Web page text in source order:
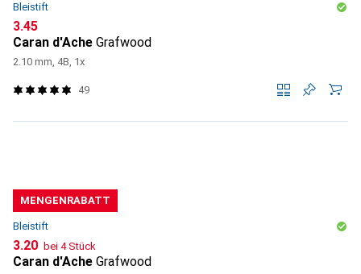
Bleistift
CHF
3.45
Caran d'Ache Grafwood
2.10 mm, 4B, 1x
49
MENGENRABATT
Bleistift
CHF
3.20 bei 4 Stück
Caran d'Ache Grafwood